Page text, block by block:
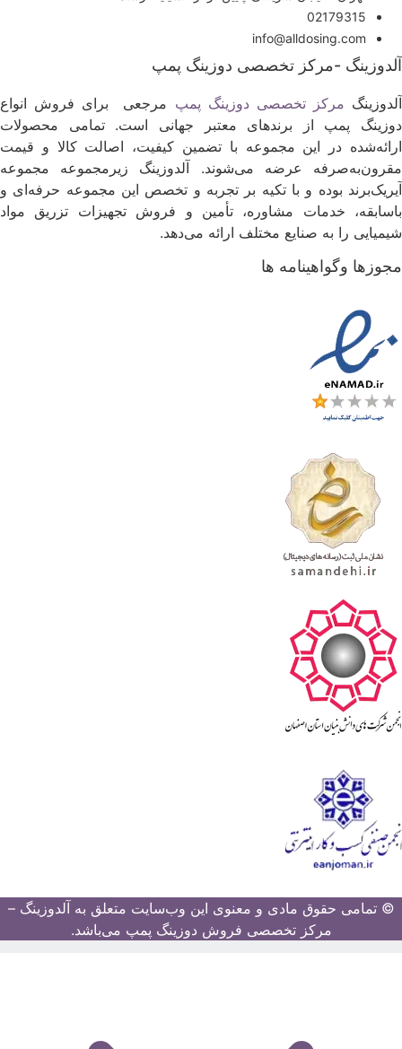
02179315
info@alldosing.com
آلدوزینگ -مرکز تخصصی دوزینگ پمپ
مرکز تخصصی دوزینگ پمپ مرجعی برای فروش انواع
دوزینگ پمپ از برندهای معتبر جهانی است. تمامی محصولات
ارائه‌شده در این مجموعه با تضمین کیفیت، اصالت کالا و قیمت
مقرون‌به‌صرفه عرضه می‌شوند. آلدوزینگ زیرمجموعه مجموعه
آیریک‌برند بوده و با تکیه بر تجربه و تخصص این مجموعه حرفه‌ای و
باسابقه، خدمات مشاوره، تأمین و فروش تجهیزات تزریق مواد
شیمیایی را به صنایع مختلف ارائه می‌دهد.
مجوزها وگواهینامه ها
© تمامی حقوق مادی و معنوی این وب‌سایت متعلق به آلدوزینگ –
مرکز تخصصی فروش دوزینگ پمپ می‌باشد.